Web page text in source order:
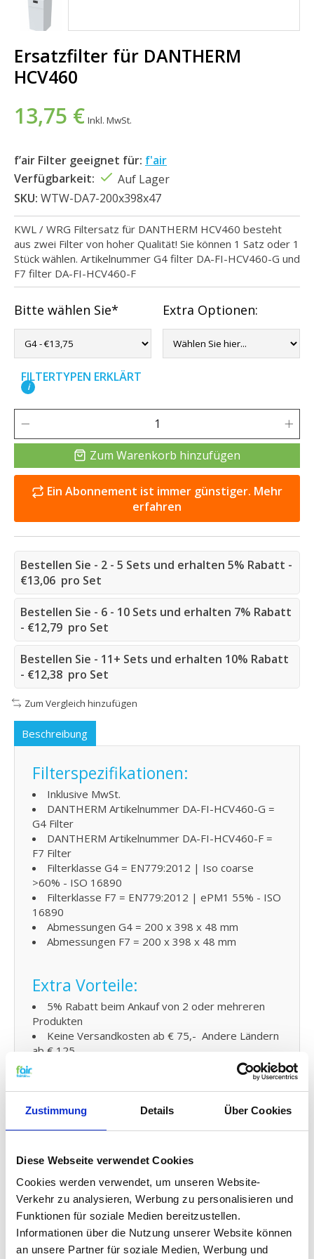
Zustimmung Details Über Cookies
Diese Webseite verwendet Cookies
Cookies werden verwendet, um unseren Website-
Verkehr zu analysieren, Werbung zu personalisieren und
Funktionen für soziale Medien bereitzustellen.
Informationen über die Nutzung unserer Website können
an unsere Partner für soziale Medien, Werbung und
Ersatzfilter für DANTHERM
HCV460
13,75 € Inkl. MwSt.
f’air Filter geeignet für: f'air
Verfügbarkeit:
Auf Lager
SKU: WTW-DA7-200x398x47
KWL / WRG Filtersatz für DANTHERM HCV460 besteht
aus zwei Filter von hoher Qualität! Sie können 1 Satz oder 1
Stück wählen. Artikelnummer G4 filter DA-FI-HCV460-G und
F7 filter DA-FI-HCV460-F
Bitte wählen Sie* Extra Optionen:
FILTERTYPEN ERKLÄRT
i
Zum Warenkorb hinzufügen
Ein Abonnement ist immer günstiger. Mehr
erfahren
Bestellen Sie - 2 - 5 Sets und erhalten 5% Rabatt -
€13,06 pro Set
Bestellen Sie - 6 - 10 Sets und erhalten 7% Rabatt
- €12,79 pro Set
Bestellen Sie - 11+ Sets und erhalten 10% Rabatt
- €12,38 pro Set
Zum Vergleich hinzufügen
Beschreibung
Filterspezifikationen:
Inklusive MwSt.
DANTHERM Artikelnummer DA-FI-HCV460-G =
G4 Filter
DANTHERM Artikelnummer DA-FI-HCV460-F =
F7 Filter
Filterklasse G4 = EN779:2012 | Iso coarse
>60% - ISO 16890
Filterklasse F7 = EN779:2012 | ePM1 55% - ISO
16890
Abmessungen G4 = 200 x 398 x 48 mm
Abmessungen F7 = 200 x 398 x 48 mm
Extra Vorteile:
5% Rabatt beim Ankauf von 2 oder mehreren
Produkten
Keine Versandkosten ab € 75,- Andere Ländern
ab € 125,-
KWL Ersatzfilter Filter
Austauschen und kleine
Wartung:
Den Filter von fairair für den DANTHERM HCV460
luftungsanlage können Sie auf einfache Weise
selber austauschen und den neuen Filter in Ihr
kontrollierte Wohnraumlüftung (KWL) Element
anbringen. Schauen Sie dafür auf unsere
Gebrauchsanleitung
für den Austausch Ihres Ersatz
Filters. Sie können auch problemlos